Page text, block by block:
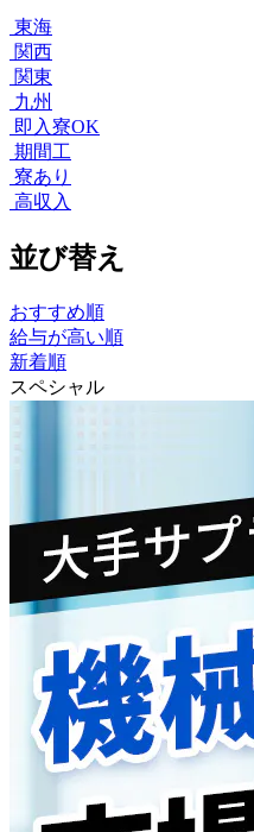
東海
関西
関東
九州
即入寮OK
期間工
寮あり
高収入
並び替え
おすすめ順
給与が高い順
新着順
スペシャル